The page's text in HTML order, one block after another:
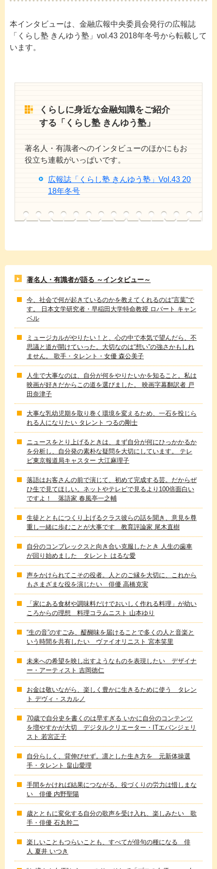
本インタビューは、金融広報中央委員会発行の広報誌
「くらし塾 きんゆう塾」vol.43 2018年冬号から転載して
います。
くらしに身近な金融知識をご紹介
する「くらし塾 きんゆう塾」
著名人・有識者へのインタビューのほかにもお
役立ち連載がいっぱいです。
広報誌「くらし塾 きんゆう塾」Vol.43 20
18年冬号
著名人・有識者が語る ～インタビュー～
今、社会で何が起きているのかを教えてくれるのは“言葉”で
す。 日本文学研究者・早稲田大学特命教授 ロバート キャン
ベル
ミュージカルがやりたい！と、心の中で本気で望んだら、不
思議と道が開けていった。大切なのは“想い”の強さかもしれ
ません。 歌手・タレント・女優 森公美子
人生で大事なのは、自分が何をやりたいかを知ること。私は
映画が好きだからこの道を選びました。 映画字幕翻訳者 戸
田奈津子
大事な乳幼児期を取り巻く環境を変えるため、一石を投じら
れる人になりたい タレント つるの剛士
ニュースをとり上げるときは、まず自分が何にひっかかるか
を分析し、自分発の素朴な疑問を大切にしています。 テレ
ビ東京報道局キャスター 大江麻理子
落語はお客さんの前で演じて、初めて完成する芸。だからぜ
ひ生で見てほしい。ネットやテレビで見るより100倍面白い
ですよ！ 落語家 春風亭一之輔
生徒とともにつくり上げるクラス彼らの話を聞き、意見を尊
重し一緒に歩むことが大事です 教育評論家 尾木直樹
自分のコンプレックスと向き合い克服したとき 人生の歯車
が回り始めました タレント はるな愛
声をかけられてこその役者。人とのご縁を大切に、これから
もさまざまな役を演じたい 俳優 高橋克実
「家にある食材や調味料だけでおいしく作れる料理」が幼い
ころからの理想 料理コラムニスト 山本ゆり
“生の音”のすごみ、醍醐味を届けることで多くの人と音楽と
いう時間を共有したい ヴァイオリニスト 宮本笑里
未来への希望を映し出すようなものを表現したい デザイナ
ー・アーティスト 吉岡徳仁
お金は敬いながら、楽しく豊かに生きるために使う タレン
ト デヴィ・スカルノ
70歳で自分史を書くのは早すぎる いかに自分のコンテンツ
を増やすかが大切 デジタルクリエーター・ITエバンジェリ
スト 若宮正子
自分らしく、背伸びせず。凛とした生き方を 元新体操選
手・タレント 畠山愛理
手間をかければ結果につながる。役づくりの労力は惜しまな
い 俳優 内野聖陽
歳とともに変化する自分の歌声を受け入れ、楽しみたい 歌
手・俳優 石丸幹二
楽しいこともつらいことも、すべてが俳句の種になる 俳
人 夏井 いつき